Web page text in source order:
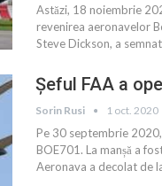
Astăzi, 18 noiembrie
revenirea aeronavelor
Steve Dickson, a
Șeful FAA a
Sorin Rusi 1 oct. 2020
Pe 30 septembrie
BOE701. La manșă a
Aeronava a decolat de